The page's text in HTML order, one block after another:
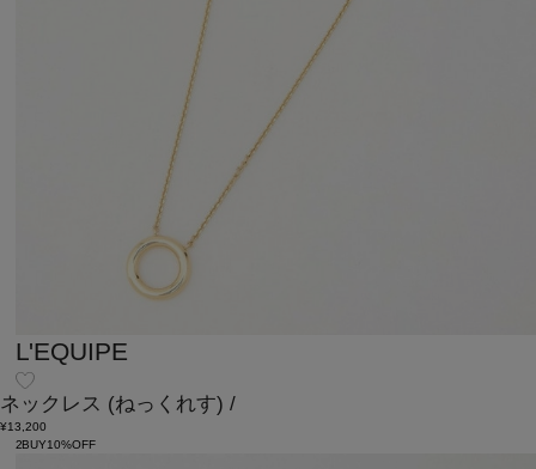
L'EQUIPE
ネックレス (ねっくれす) /
¥13,200
2BUY10%OFF